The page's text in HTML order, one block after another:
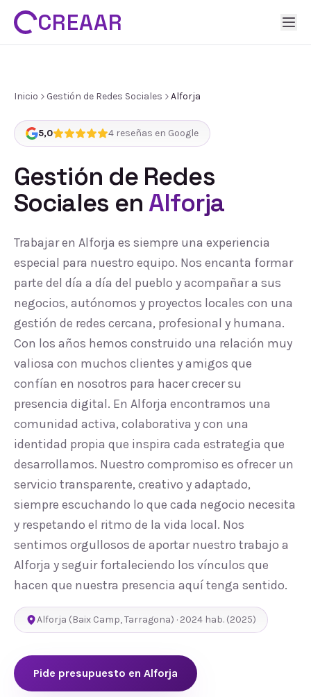
CREAAR
Inicio Gestión de Redes Sociales Alforja
5,0 4 reseñas en Google
Gestión de Redes
Sociales enAlforja
Trabajar en Alforja es siempre una experiencia
especial para nuestro equipo. Nos encanta formar
parte del día a día del pueblo y acompañar a sus
negocios, autónomos y proyectos locales con una
gestión de redes cercana, profesional y humana.
Con los años hemos construido una relación muy
valiosa con muchos clientes y amigos que
confían en nosotros para hacer crecer su
presencia digital. En Alforja encontramos una
comunidad activa, colaborativa y con una
identidad propia que inspira cada estrategia que
desarrollamos. Nuestro compromiso es ofrecer un
servicio transparente, creativo y adaptado,
siempre escuchando lo que cada negocio necesita
y respetando el ritmo de la vida local. Nos
sentimos orgullosos de aportar nuestro trabajo a
Alforja y seguir fortaleciendo los vínculos que
hacen que nuestra presencia aquí tenga sentido.
Alforja (Baix Camp,Tarragona) · 2024 hab. (2025)
Pide presupuesto en Alforja